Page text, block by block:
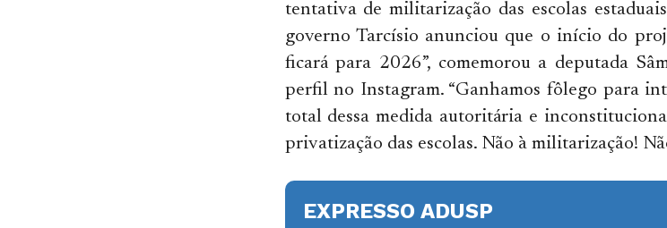
tentativa de militarização das escolas
governo Tarcísio anunciou que o início do
ficará para 2026”, comemorou a deputada
perfil no Instagram. “Ganhamos fôlego para
total dessa medida autoritária e
privatização das escolas. Não à militarização!
EXPRESSO ADUSP